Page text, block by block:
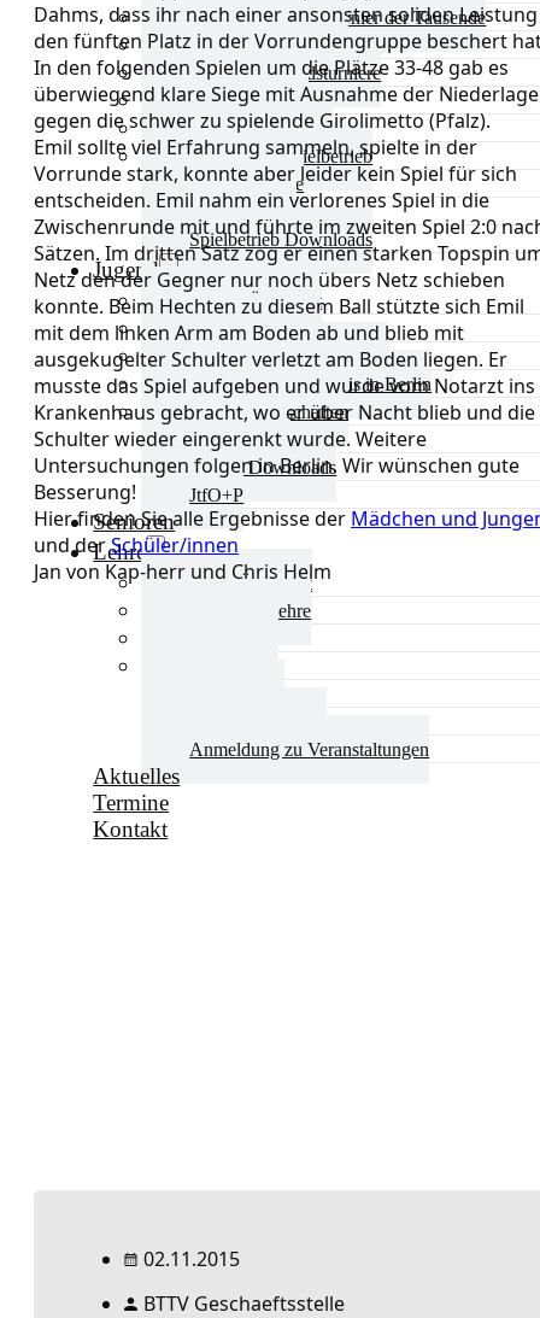
TTT – Tischtennisturnier der Tausende
mini-Meisterschaften
Weitere Verbandsturniere
Terminkalender
Turnierausrichtung
Mannschaftsspielbetrieb
Vereinsturniere
Schiedsrichter
Spielbetrieb Downloads
Jugend
Jugend Übersicht
Aktuelles Jugend
Landestraining und Kader
Schulsport Tischtennis in Berlin
mini-Meisterschaften
Kinderschutz
Jugend Downloads
JtfO+P
Senioren
Lehre
Lehre Übersicht
Aktuelles Lehre
Anmeldung zu Veranstaltungen
Aktuelles
Termine
Kontakt
Dahms, dass ihr nach einer ansonsten soliden Leistung
den fünften Platz in der Vorrundengruppe beschert
In den folgenden Spielen um die Plätze 33-48 gab es
überwiegend klare Siege mit Ausnahme der Niederlage
gegen die schwer zu spielende Girolimetto (Pfalz).
Emil sollte viel Erfahrung sammeln, spielte in der
Vorrunde stark, konnte aber leider kein Spiel für sich
entscheiden. Emil nahm ein verlorenes Spiel in die
Zwischenrunde mit und führte im zweiten Spiel 2:0
Sätzen. Im dritten Satz zog er einen starken Topspin
Netz den der Gegner nur noch übers Netz schieben
konnte. Beim Hechten zu diesem Ball stützte sich Emil
mit dem linken Arm am Boden ab und blieb mit
ausgekugelter Schulter verletzt am Boden liegen. Er
musste das Spiel aufgeben und wurde vom Notarzt ins
Krankenhaus gebracht, wo er über Nacht blieb und die
Schulter wieder eingerenkt wurde. Weitere
Untersuchungen folgen in Berlin. Wir wünschen gute
Besserung!
Hier finden Sie alle Ergebnisse der Mädchen und
und derSchüler/innen
Jan von Kap-herr und Chris Helm
02.11.2015
BTTV Geschaeftsstelle